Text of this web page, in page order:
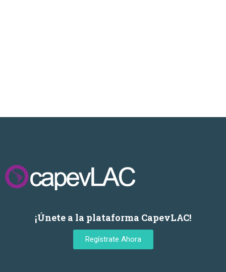
¡Únete a la plataforma CapevLAC!
Regístrate Ahora